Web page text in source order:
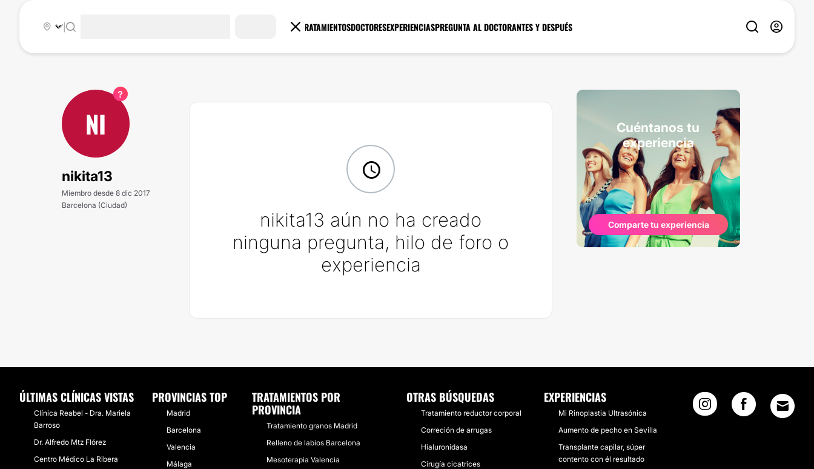
TRATAMIENTOSDOCTORESEXPERIENCIASPREGUNTA AL DOCTORANTES Y DESPUÉS
|
NI
nikita13
Miembro desde 8 dic 2017
Barcelona (Ciudad)
nikita13 aún no ha creado
ninguna pregunta, hilo de foro o
experiencia
Cuéntanos tu
experiencia
Comparte tu experiencia
ÚLTIMAS CLÍNICAS VISTAS
Clínica Reabel - Dra. Mariela
Barroso
Dr. Alfredo Mtz Flórez
Centro Médico La Ribera
PROVINCIAS TOP
Madrid
Barcelona
Valencia
Málaga
TRATAMIENTOS POR
PROVINCIA
Tratamiento granos Madrid
Relleno de labios Barcelona
Mesoterapia Valencia
OTRAS BÚSQUEDAS
Tratamiento reductor corporal
Correción de arrugas
Hialuronidasa
Cirugía cicatrices
EXPERIENCIAS
Mi Rinoplastia Ultrasónica
Aumento de pecho en Sevilla
Transplante capilar, súper
contento con él resultado